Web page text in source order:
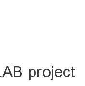
project